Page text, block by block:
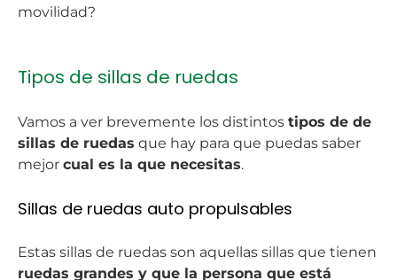
movilidad?
Tipos de sillas de ruedas
Vamos a ver brevemente los distintos tipos de de
sillas de ruedas que hay para que puedas saber
mejor cual es la que necesitas.
Sillas de ruedas auto propulsables
Estas sillas de ruedas son aquellas sillas que tienen
ruedas grandes y que la persona que está